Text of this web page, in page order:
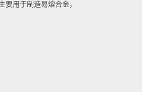
用于制造易熔合金，